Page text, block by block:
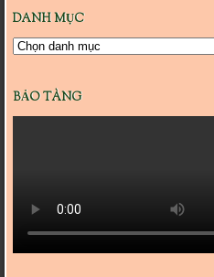
DANH MỤC
Danh
BẢO TÀNG